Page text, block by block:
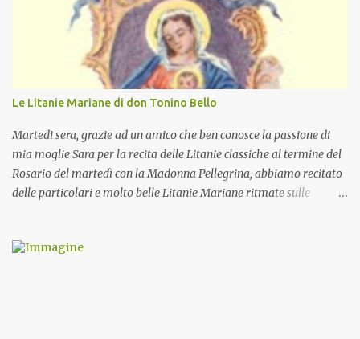
Le Litanie Mariane di don Tonino Bello
Martedi sera, grazie ad un amico che ben conosce la passione di
mia moglie Sara per la recita delle Litanie classiche al termine del
Rosario del martedì con la Madonna Pellegrina, abbiamo recitato
delle particolari e molto belle Litanie Mariane ritmate sulle
preghiera.